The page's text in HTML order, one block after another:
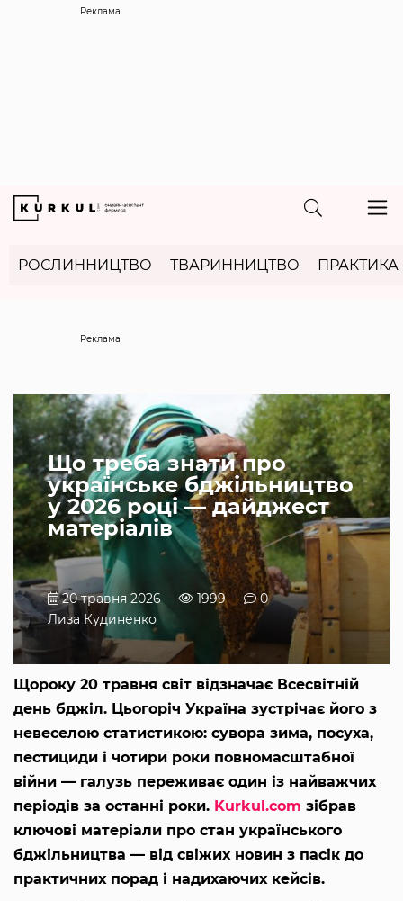
Реклама
РОСЛИННИЦТВО ТВАРИННИЦТВО ПРАКТИКА
Що треба знати про
українське бджільництво
у 2026 році — дайджест
матеріалів
20 травня 2026 1999
0
Лиза Кудиненко
Щороку 20 травня світ відзначає Всесвітній
день бджіл. Цьогоріч Україна зустрічає його з
невеселою статистикою: сувора зима, посуха,
пестициди і чотири роки повномасштабної
війни — галузь переживає один із найважчих
періодів за останні роки. Kurkul.com зібрав
ключові матеріали про стан українського
бджільництва — від свіжих новин з пасік до
практичних порад і надихаючих кейсів.
Реклама